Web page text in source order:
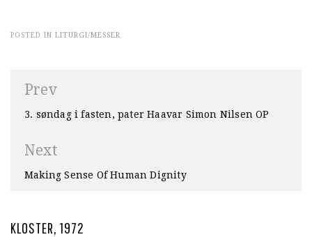
POSTED IN LITURGI/MESSER
Innleggsnavigasjon
Prev
3. søndag i fasten, pater Haavar Simon Nilsen OP
Next
Making Sense Of Human Dignity
KLOSTER, 1972